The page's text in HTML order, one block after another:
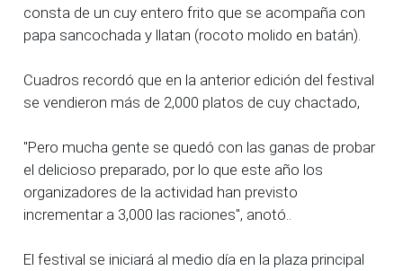
consta de un cuy entero frito que se acompaña con
papa sancochada y llatan (rocoto molido en batán).
Cuadros recordó que en la anterior edición del festival
se vendieron más de 2,000 platos de cuy chactado,
"Pero mucha gente se quedó con las ganas de probar
el delicioso preparado, por lo que este año los
organizadores de la actividad han previsto
incrementar a 3,000 las raciones", anotó..
El festival se iniciará al medio día en la plaza principal